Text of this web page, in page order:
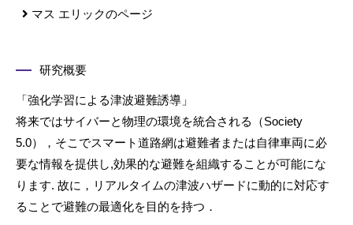
マス エリックのページ
研究概要
「強化学習による津波避難誘導」
将来ではサイバーと物理の環境を統合される（Society
5.0），そこでスマート道路網は避難者または自律車両に必
要な情報を提供し,効果的な避難を組織することが可能にな
ります. 故に，リアルタイムの津波ハザードに動的に対応す
ることで避難の最適化を目的を持つ．